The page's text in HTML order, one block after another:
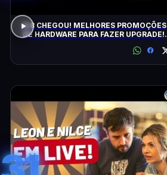
8.8 CHEGOU! MELHORES PROMOÇÕES
DE HARDWARE PARA FAZER UPGRADE!